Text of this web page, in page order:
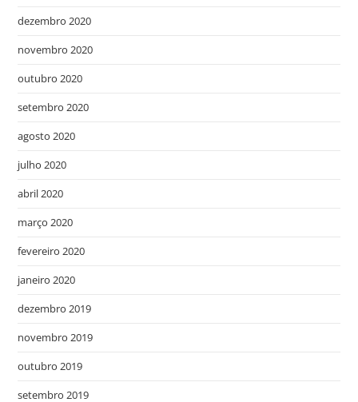
dezembro 2020
novembro 2020
outubro 2020
setembro 2020
agosto 2020
julho 2020
abril 2020
março 2020
fevereiro 2020
janeiro 2020
dezembro 2019
novembro 2019
outubro 2019
setembro 2019